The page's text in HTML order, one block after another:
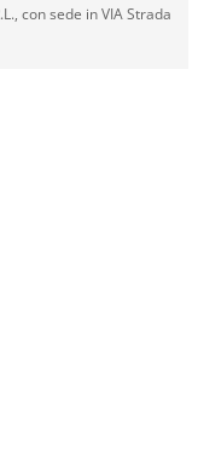
con sede in VIA Strada